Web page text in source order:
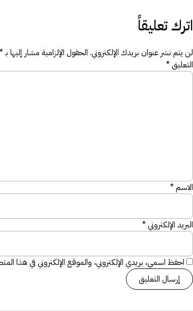
اترك تعليقاً
لن يتم نشر عنوان بريدك الإلكتروني. الحقول الإلزامية مشار إليها بـ*
التعليق*
الاسم*
البريد الإلكتروني*
احفظ اسمي، بريدي الإلكتروني، والموقع الإلكتروني في هذا